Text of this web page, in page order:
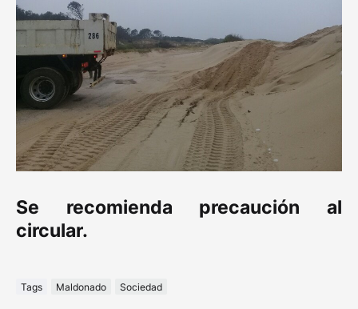
Se recomienda precaución al
circular.
Tags Maldonado Sociedad